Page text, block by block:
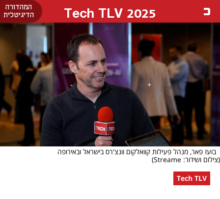
המהדורה
הדיגיטלית
Tech TLV 2025
בועז פאר, מנהל פעילות קוואלקום וונצ'רס בישראל ובאירופה
(צילום ושידור: Streame)
Tech TLV